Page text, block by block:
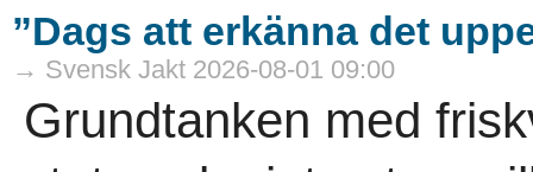
”Dags att erkänna det
→ Svensk Jakt 2026-08-01 09:00
Grundtanken med